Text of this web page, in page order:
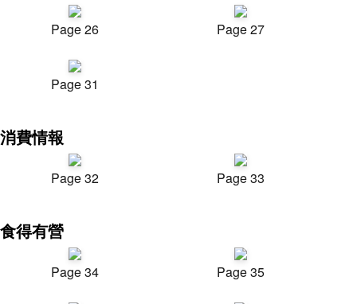
Page 26 Page 27
Page 31
消費情報
Page 32 Page 33
食得有營
Page 34 Page 35